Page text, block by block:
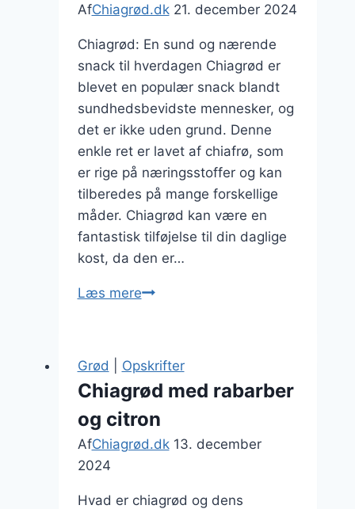
AfChiagrød.dk 21. december 2024
Chiagrød: En sund og nærende
snack til hverdagen Chiagrød er
blevet en populær snack blandt
sundhedsbevidste mennesker, og
det er ikke uden grund. Denne
enkle ret er lavet af chiafrø, som
er rige på næringsstoffer og kan
tilberedes på mange forskellige
måder. Chiagrød kan være en
fantastisk tilføjelse til din daglige
kost, da den er…
Læs mereChiagrød
snack
i
hverdagen
Grød Opskrifter
Chiagrød med rabarber
og citron
AfChiagrød.dk 13. december
2024
Hvad er chiagrød og dens